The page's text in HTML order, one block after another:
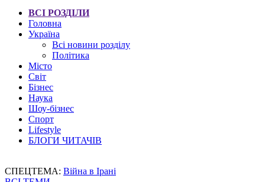
ВСІ РОЗДІЛИ
Головна
Україна
Всі новини розділу
Політика
Місто
Світ
Бізнес
Наука
Шоу-бізнес
Спорт
Lifestyle
БЛОГИ ЧИТАЧІВ
СПЕЦТЕМА: Війна в Ірані